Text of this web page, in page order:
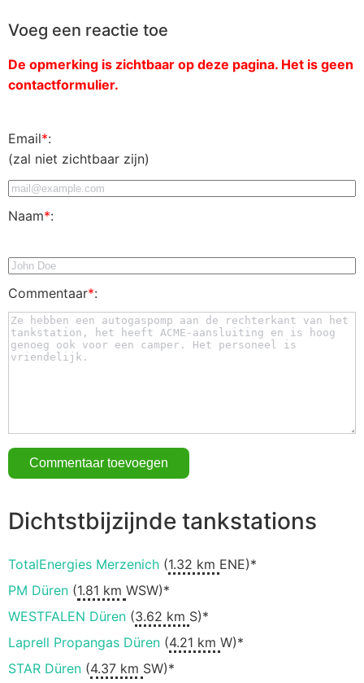
Voeg een reactie toe
De opmerking is zichtbaar op deze pagina. Het is geen
contactformulier.
Email*:
(zal niet zichtbaar zijn)
Naam*:
Commentaar*:
Dichtstbijzijnde tankstations
TotalEnergies Merzenich (1.32 km ENE)*
PM Düren (1.81 km WSW)*
WESTFALEN Düren (3.62 km S)*
Laprell Propangas Düren (4.21 km W)*
STAR Düren (4.37 km SW)*